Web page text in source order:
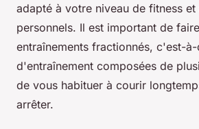
adapté à votre niveau de fitness
personnels. Il est important de
entraînements fractionnés, c'est-
d'entraînement composées de
de vous habituer à courir
arrêter.